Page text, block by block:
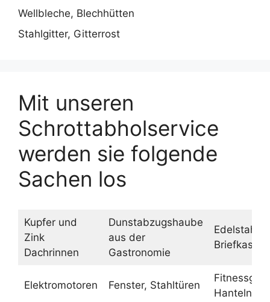
Wellbleche, Blechhütten
Stahlgitter, Gitterrost
Mit unseren
Schrottabholservice
werden sie folgende
Sachen los
Kupfer und
Zink
Dachrinnen
Dunstabzugshaube
aus der
Gastronomie
Edelstahl
Briefkasten
Elektromotoren Fenster, Stahltüren
Hanteln